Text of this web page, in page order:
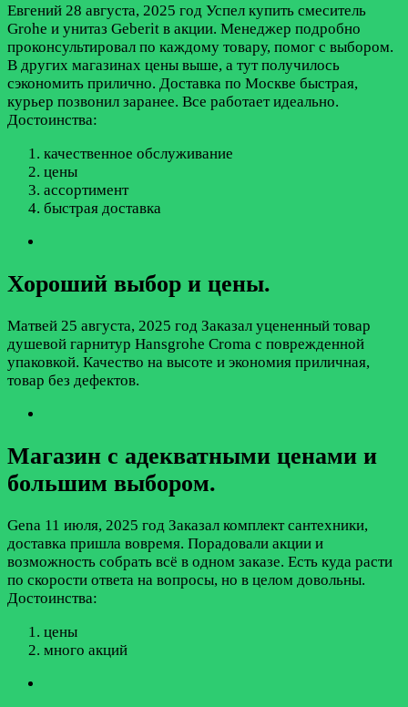
Евгений 28 августа, 2025 год Успел купить смеситель
Grohe и унитаз Geberit в акции. Менеджер подробно
проконсультировал по каждому товару, помог с выбором.
В других магазинах цены выше, а тут получилось
сэкономить прилично. Доставка по Москве быстрая,
курьер позвонил заранее. Все работает идеально.
Достоинства:
качественное обслуживание
цены
ассортимент
быстрая доставка
Хороший выбор и цены.
Матвей 25 августа, 2025 год Заказал уцененный товар
душевой гарнитур Hansgrohe Croma с поврежденной
упаковкой. Качество на высоте и экономия приличная,
товар без дефектов.
Магазин с адекватными ценами и
большим выбором.
Gena 11 июля, 2025 год Заказал комплект сантехники,
доставка пришла вовремя. Порадовали акции и
возможность собрать всё в одном заказе. Есть куда расти
по скорости ответа на вопросы, но в целом довольны.
Достоинства:
цены
много акций